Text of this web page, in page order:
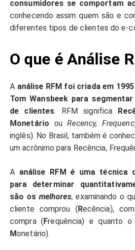
consumidores se comportam
conhecendo assim quem são e
diferentes tipos de clientes do e-
O que é Análise
A análise RFM foi criada em
Tom Wansbeek para
de clientes. RFM significa
Monetário ouRecency,
inglês). No Brasil, também é
um acrônimo para Recência,
A análise RFM é uma técnica
para determinar
são os melhores, examinando o
cliente comprou (Recência),
compra (Frequência) e quanto
Monetário).